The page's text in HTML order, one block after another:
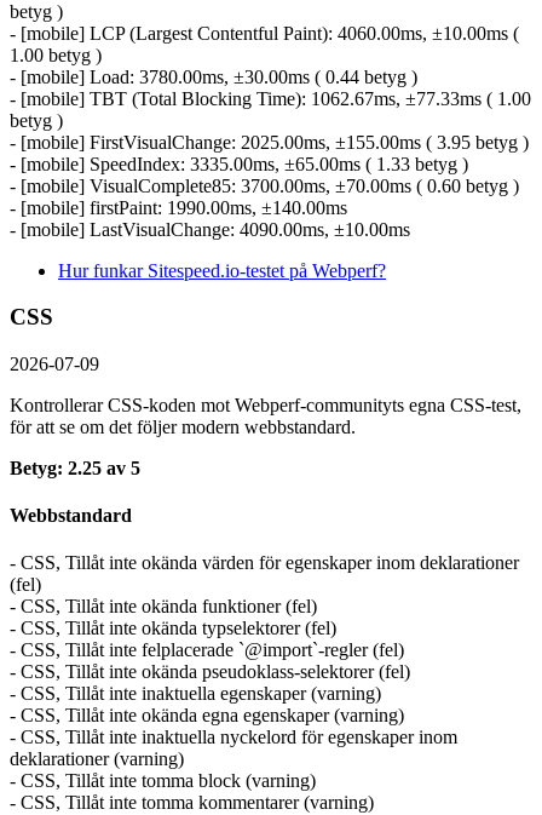
betyg )
- [mobile] LCP (Largest Contentful Paint): 4060.00ms, ±10.00ms (
1.00 betyg )
- [mobile] Load: 3780.00ms, ±30.00ms ( 0.44 betyg )
- [mobile] TBT (Total Blocking Time): 1062.67ms, ±77.33ms ( 1.00
betyg )
- [mobile] FirstVisualChange: 2025.00ms, ±155.00ms ( 3.95 betyg )
- [mobile] SpeedIndex: 3335.00ms, ±65.00ms ( 1.33 betyg )
- [mobile] VisualComplete85: 3700.00ms, ±70.00ms ( 0.60 betyg )
- [mobile] firstPaint: 1990.00ms, ±140.00ms
- [mobile] LastVisualChange: 4090.00ms, ±10.00ms
Hur funkar Sitespeed.io-testet på Webperf?
CSS
2026-07-09
Kontrollerar CSS-koden mot Webperf-communityts egna CSS-test,
för att se om det följer modern webbstandard.
Betyg: 2.25 av 5
Webbstandard
- CSS, Tillåt inte okända värden för egenskaper inom deklarationer
(fel)
- CSS, Tillåt inte okända funktioner (fel)
- CSS, Tillåt inte okända typselektorer (fel)
- CSS, Tillåt inte felplacerade `@import`-regler (fel)
- CSS, Tillåt inte okända pseudoklass-selektorer (fel)
- CSS, Tillåt inte inaktuella egenskaper (varning)
- CSS, Tillåt inte okända egna egenskaper (varning)
- CSS, Tillåt inte inaktuella nyckelord för egenskaper inom
deklarationer (varning)
- CSS, Tillåt inte tomma block (varning)
- CSS, Tillåt inte tomma kommentarer (varning)